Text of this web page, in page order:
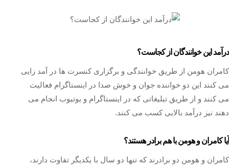
درآمد این خوانندگان از کجاست؟
کامران هومن از طریق خوانندگی و برگزاری کنسرت ها در آمد زایی
می کنند این دو خواننده جوان و خوش صدا در اینستاگرام فعالیت
می کنند و از طریق تبلیغاتی که در اینستاگرام و یوتیوب انجام می
دهند نیز درآمد بالایی کسب می کنند.
آیا کامران و هومن با هم برادر هستند؟
کامران و هومن دو برادرند که تنها دو سال با یکدیگر تفاوت دارند،